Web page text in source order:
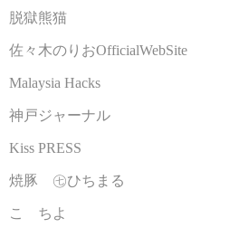
脱獄熊猫
佐々木のりおOfficialWebSite
Malaysia Hacks
神戸ジャーナル
Kiss PRESS
焼豚 ㊆ひちまる
こゝちよ